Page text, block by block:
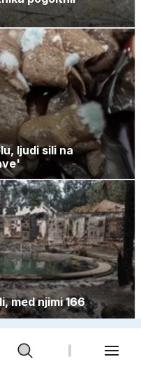
ljudi sili na
med njimi 166